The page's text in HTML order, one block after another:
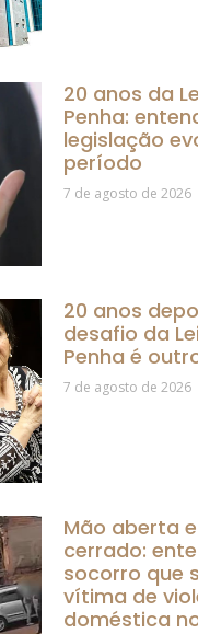
20 anos da
Penha:
legislação
período
7 de agosto de 2026
20 anos
desafio da
Penha é
7 de agosto de 2026
Mão aberta
cerrado:
socorro que
vítima de
doméstica